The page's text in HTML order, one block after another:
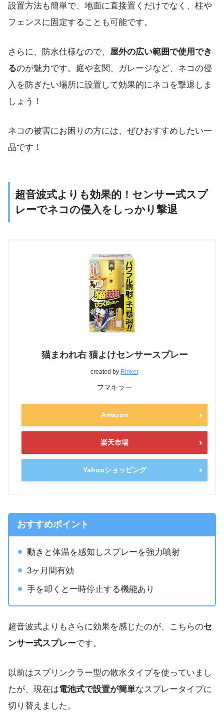
設置方法も簡単で、地面に直接置くだけでなく、柱や
フェンスに固定することも可能です。
さらに、防水仕様なので、 屋外の広い範囲で使用でき
るのが魅力です。庭や玄関、ガレージなど、ネコの侵
入を防ぎたい場所に設置して効果的にネコを撃退しま
しょう！
ネコの被害にお困りの方には、ぜひおすすめしたい一
品です！
超音波式よりも効果的！センサー式スプ
レーでネコの侵入をしっかり撃退
猫まわれ右 猫よけセンサースプレー
created by Rinker
フマキラー
Amazon
楽天市場
Yahooショッピング
おすすめポイント
動きと体温を感知しスプレーを強力噴射
3ヶ月間有効
手を叩くと一時停止する機能あり
超音波式よりもさらに効果を感じたのが、こちらのセ
ンサー式スプレーです。
以前はスプリンクラー型の散水タイプを使っていまし
たが、現在は電池式で設置が簡単なスプレータイプに
切り替えました。